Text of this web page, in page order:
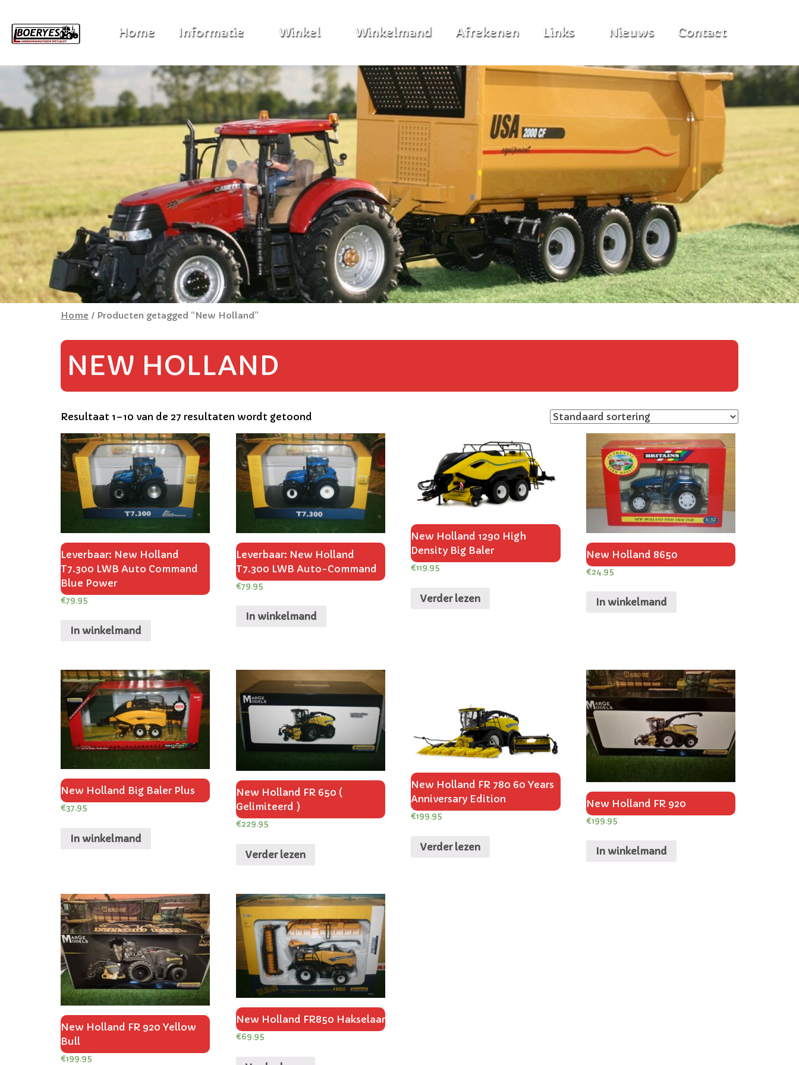
Home / Producten getagged “New Holland”
NEW HOLLAND
Resultaat 1–10 van de 27 resultaten wordt getoond
Leverbaar: New Holland
T7.300 LWB Auto Command
Blue Power
€79.95
In winkelmand
Leverbaar: New Holland
T7.300 LWB Auto-Command
€79.95
In winkelmand
New Holland 1290 High
Density Big Baler
€119.95
Verder lezen
New Holland 8650
€24.95
In winkelmand
New Holland Big Baler Plus
€37.95
In winkelmand
New Holland FR 650 (
Gelimiteerd )
€229.95
Verder lezen
New Holland FR 780 60 Years
Anniversary Edition
€199.95
Verder lezen
New Holland FR 920
€199.95
In winkelmand
New Holland FR 920 Yellow
Bull
€199.95
New Holland FR850 Hakselaar
€69.95
Home Informatie Winkel Winkelmand Afrekenen Links Nieuws Contact